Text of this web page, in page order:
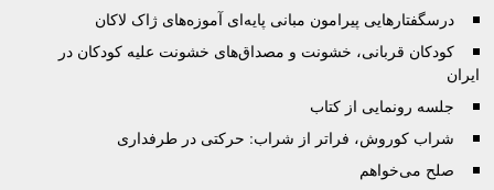
درسگفتارهایی پیرامون مبانی پایه‌ای آموزه‌های ژاک لاکان
کودکان قربانی، خشونت و مصداق‌های خشونت علیه کودکان در
ایران
جلسه رونمایی از کتاب
شراب کوروش، فراتر از شراب: حرکتی در طرفداری
صلح می‌خواهم